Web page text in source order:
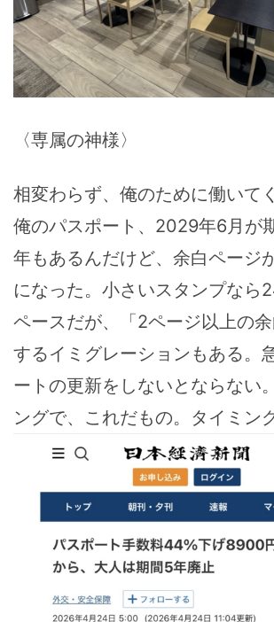
〈専属の神様〉
相変わらず、俺のために働いて
俺のパスポート、2029年6月が
年もあるんだけど、余白ページ
になった。小さいスタンプなら
ペースだが、「2ページ以上の
するイミグレーションもある。
ートの更新をしないとならない
ングで、これだもの。タイミン